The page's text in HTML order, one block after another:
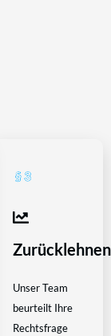
Zurücklehnen
Unser Team
beurteilt Ihre
Rechtsfrage